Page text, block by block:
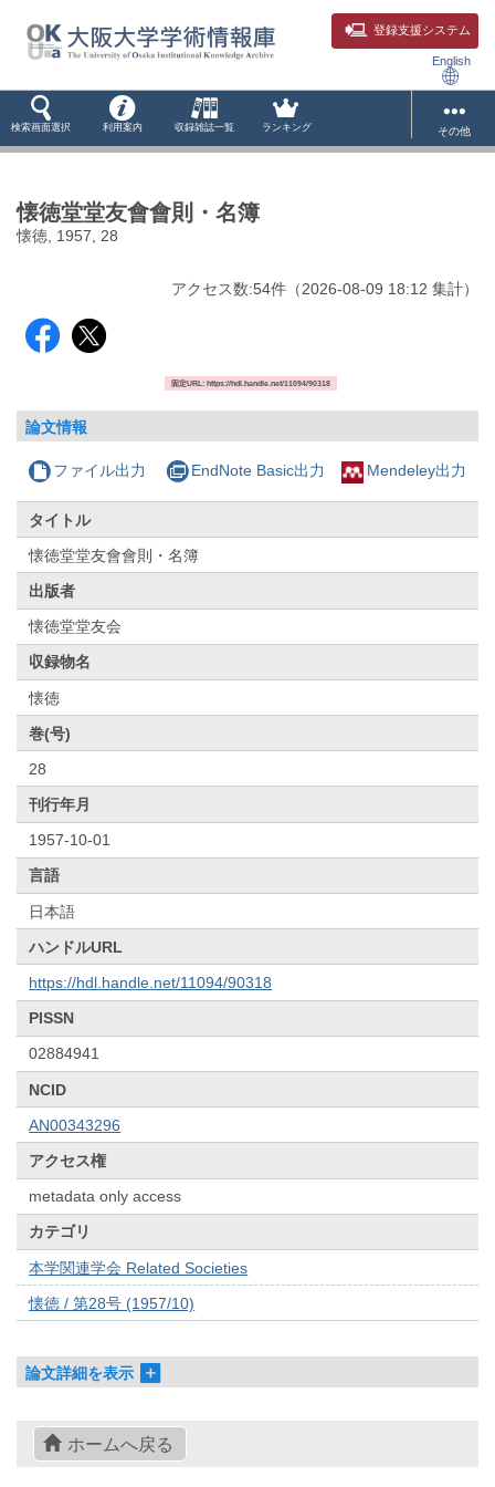
登録支援システム
English
検索画面選択 利用案内 収録雑誌一覧 ランキング その他
懐徳堂堂友會會則・名簿
懐徳, 1957, 28
アクセス数:54件 （2026-08-09 18:12 集計）
固定URL: https://hdl.handle.net/11094/90318
論文情報
ファイル出力 EndNote Basic出力 Mendeley出力
タイトル
懐徳堂堂友會會則・名簿
出版者
懐徳堂堂友会
収録物名
懐徳
巻(号)
28
刊行年月
1957-10-01
言語
日本語
ハンドルURL
https://hdl.handle.net/11094/90318
PISSN
02884941
NCID
AN00343296
アクセス権
metadata only access
カテゴリ
本学関連学会 Related Societies
懐徳 / 第28号 (1957/10)
論文詳細を表示
ホームへ戻る